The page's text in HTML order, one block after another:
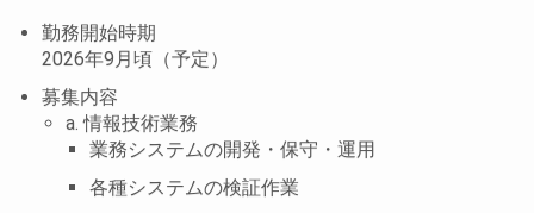
勤務開始時期
2026年9月頃（予定）
募集内容
a. 情報技術業務
業務システムの開発・保守・運用
各種システムの検証作業